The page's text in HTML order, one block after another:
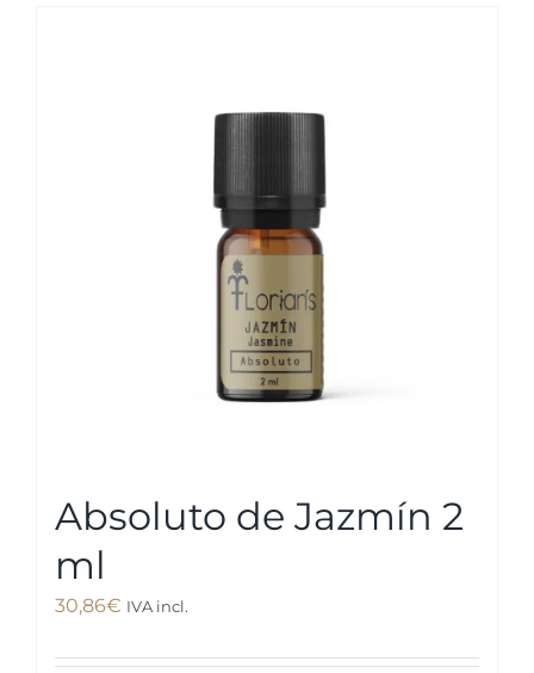
Absoluto de Jazmín 2
ml
30,86€ IVA incl.